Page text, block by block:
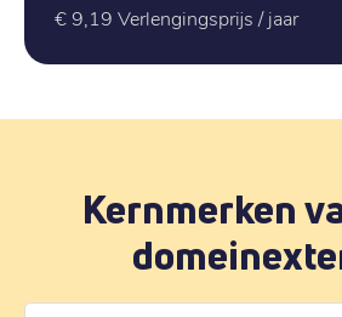
€ 9,19 Verlengingsprijs / jaar
Kernmerken